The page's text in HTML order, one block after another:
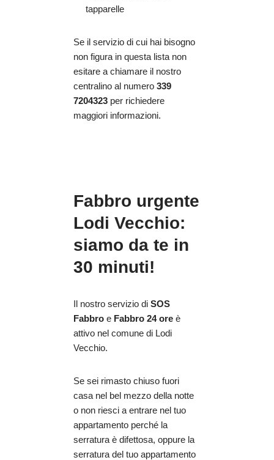
tapparelle
Se il servizio di cui hai bisogno
non figura in questa lista non
esitare a chiamare il nostro
centralino al numero 339
7204323 per richiedere
maggiori informazioni.
Fabbro urgente
Lodi Vecchio:
siamo da te in
30 minuti!
Il nostro servizio di SOS
Fabbro e Fabbro 24 ore è
attivo nel comune di Lodi
Vecchio.
Se sei rimasto chiuso fuori
casa nel bel mezzo della notte
o non riesci a entrare nel tuo
appartamento perché la
serratura è difettosa, oppure la
serratura del tuo appartamento